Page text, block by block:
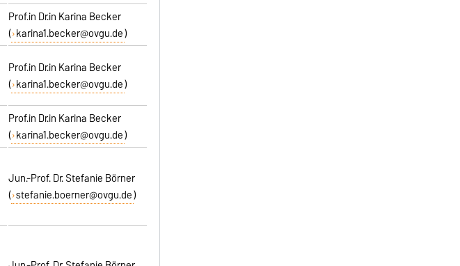
Prof.in Dr.in Karina Becker
( karina1.becker@ovgu.de)
Prof.in Dr.in Karina Becker
( karina1.becker@ovgu.de)
Prof.in Dr.in Karina Becker
( karina1.becker@ovgu.de)
Jun.-Prof. Dr. Stefanie Börner
( stefanie.boerner@ovgu.de)